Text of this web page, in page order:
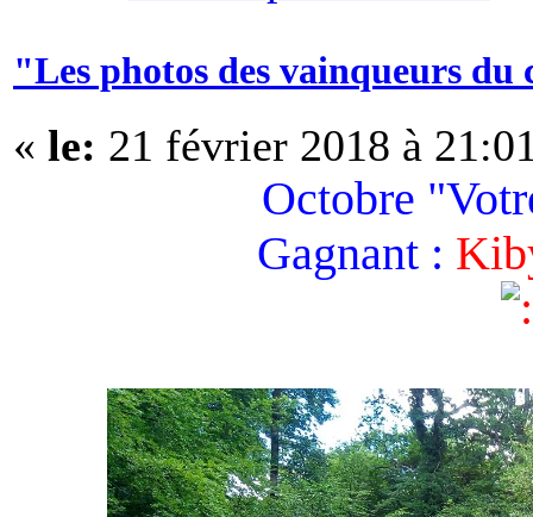
"Les photos des vainqueurs du
« le: 21 février 2018 à
Octobre
Gagnant :